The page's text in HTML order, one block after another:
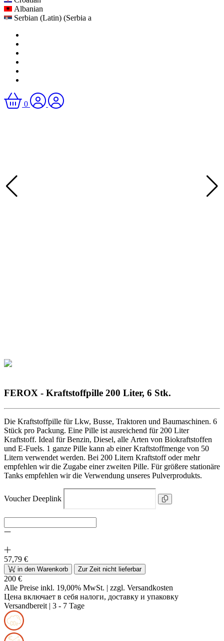
Albanian
Serbian (Latin) (Serbia a
0
FEROX - Kraftstoffpille 200 Liter, 6 Stk.
Die Kraftstoffpille für Lkw, Busse, Traktoren und Baumaschinen. 6
Stück pro Packung. Eine Pille ist ausreichend für 200 Liter
Kraftstoff. Ideal für Benzin, Diesel, alle Arten von Biokraftstoffen
und E-Fuels. 1 ganze Pille kann ab einer Kraftstoffmenge von 50
Litern verwendet werden. Bei 200 Litern Kraftstoff oder mehr
empfehlen wir die Zugabe einer zweiten Pille. Für größere stationäre
Tanks empfehlen wir die Verwendung unseres Pulverprodukts.
Voucher Deeplink
57,79 €
in den Warenkorb Zur Zeit nicht lieferbar
200 €
Alle Preise inkl. 19,00% MwSt. | zzgl. Versandkosten
Цена включает в себя налоги, доставку и упаковку
Versandbereit
| 3 - 7 Tage